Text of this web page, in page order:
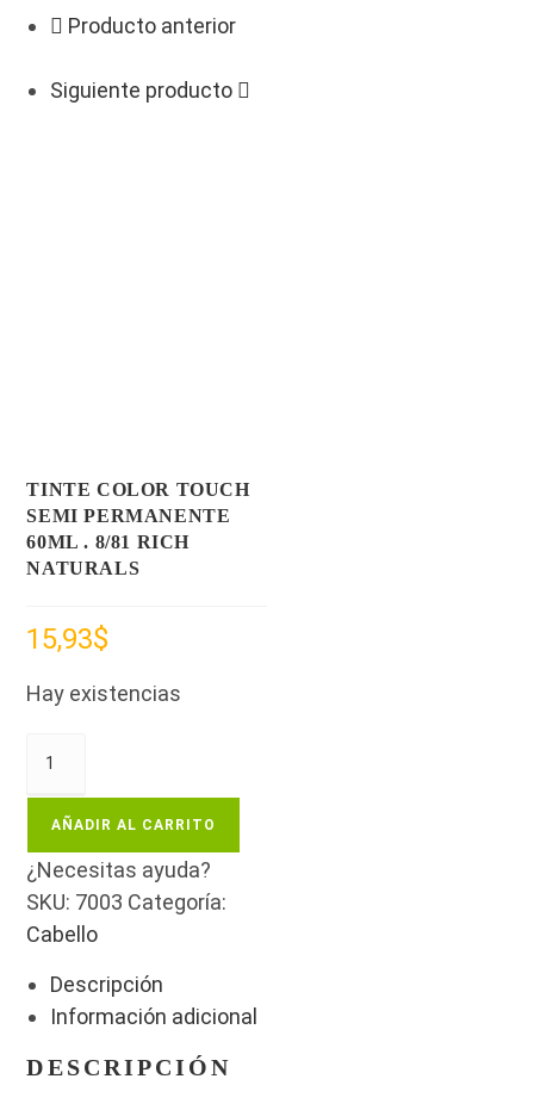
Producto anterior
Siguiente producto
TINTE COLOR TOUCH
SEMI PERMANENTE
60ML . 8/81 RICH
NATURALS
15,93$
Hay existencias
AÑADIR AL CARRITO
¿Necesitas ayuda?
SKU: 7003 Categoría:
Cabello
Descripción
Información adicional
DESCRIPCIÓN